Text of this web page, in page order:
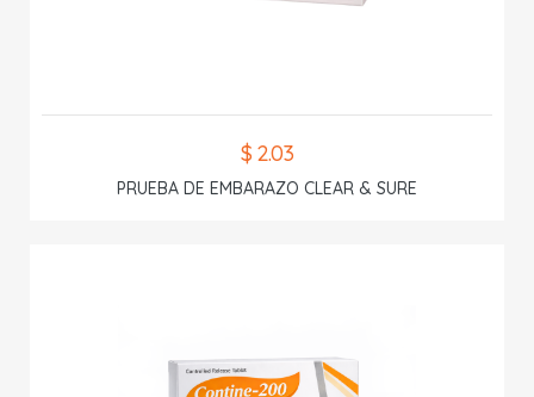
$ 2.03
PRUEBA DE EMBARAZO CLEAR & SURE